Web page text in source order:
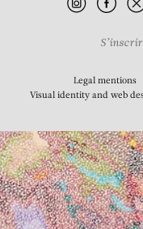
Legal mentions
Visual identity and web